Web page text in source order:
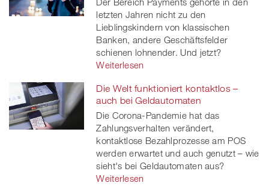
letzten Jahren nicht zu den
Lieblingskindern von klassischen
Banken, andere Geschäftsfelder
schienen lohnender. Und jetzt?
Weiterlesen
Die Welt funktioniert kontaktlos –
auch bei Geldautomaten
Die Corona-Pandemie hat das
Zahlungsverhalten verändert,
kontaktlose Bezahlprozesse am POS
werden erwartet und auch genutzt – wie
sieht's bei Geldautomaten aus?
Weiterlesen